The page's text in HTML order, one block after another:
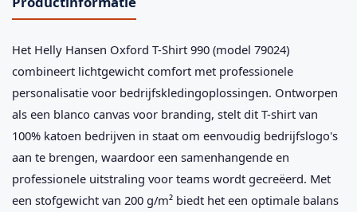
Het Helly Hansen Oxford T-Shirt 990 (model 79024)
combineert lichtgewicht comfort met professionele
personalisatie voor bedrijfskledingoplossingen. Ontworpen
als een blanco canvas voor branding, stelt dit T-shirt van
100% katoen bedrijven in staat om eenvoudig bedrijfslogo's
aan te brengen, waardoor een samenhangende en
professionele uitstraling voor teams wordt gecreëerd. Met
een stofgewicht van 200 g/m² biedt het een optimale balans